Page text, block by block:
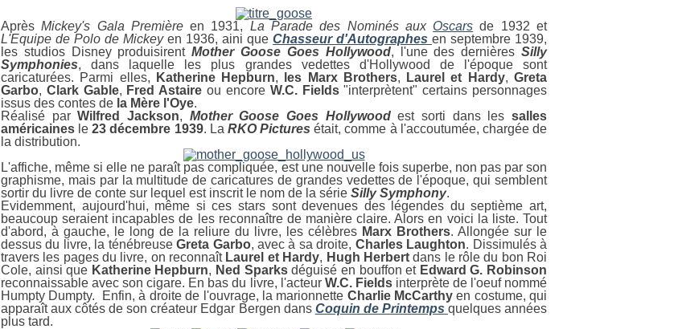
AprèsMickey's Gala Premièreen 1931, La Parade des Nominés aux Oscars de 1932 et
L'Equipe de Polo de Mickeyen 1936, aini que Chasseur d'Autographes en septembre 1939,
les studios Disney produisirentMother Goose Goes Hollywood, l'une des dernièresSilly
Symphonies, dans laquelle les plus grandes vedettes d'Hollywood de l'époque sont
caricaturées. Parmi elles,
Katherine Hepburn, les Marx Brothers, Laurel et Hardy,Greta
Garbo, Clark Gable, Fred Astaire ou encore W.C. Fields"interprètent" certains personnages
issus des contes de la Mère l'Oye.
Réalisé parWilfred Jackson, Mother Goose Goes Hollywoodest sorti dans lessalles
américaines le23 décembre 1939. La RKO Pictures était, comme à l'accoutumée, chargée de
la distribution.
L'affiche, même si elle ne paraît pas compliquée, est une nouvelle fois superbe, non pas par son
graphisme, mais par la multitude de caricatures de grandes vedettes de l'époque, qui semblent
sortir du livre de conte sur lequel est inscrit le nom de la série Silly Symphony.
Evidemment, aujourd'hui, même si ces stars sont devenues des légendes du septième art,
beaucoup seraient incapables de les reconnaître de manière claire. Alors en voici la liste. Tout
d'abord, à gauche, le long de la reliure du livre, les célèbres Marx Brothers. Allongée sur le
dessus du livre, la ténébreuseGreta Garbo, avec à sa droite, Charles Laughton. Dissimulés à
travers les pages du livre, on reconnaît Laurel et Hardy, Hugh Herbertdans le rôle du bon Roi
Cole, ainsi que Katherine Hepburn, Ned Sparksdéguisé en bouffon et Edward G. Robinson
reconnaissable avec son cigare. En bas du livre, l'acteur W.C. Fieldsinterprète de l'oeuf nommé
Humpty Dumpty. Enfin, à droite de l'ouvrage, la marionnette Charlie McCarthyen costume, qui
apparaît aux côtés de son créateur Edgar Bergen dans Coquin de Printemps quelques années
plus tard.